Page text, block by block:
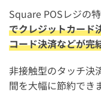
Square POSレジの特
でクレジットカード
コード決済などが完
非接触型のタッチ決
間を大幅に節約でき